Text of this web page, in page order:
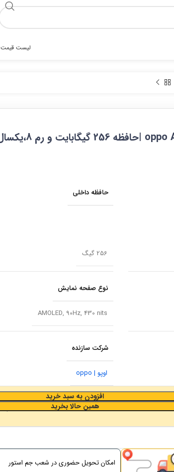
لیست قیمت
حافظه داخلی
256 گیگ
نوع صفحه نمایش
AMOLED, 90Hz, 430 nits
شرکت سازنده
اوپو | oppo
افزودن به سبد خرید
همین حالا بخرید
امکان تحویل حضوری در شعب جم استور